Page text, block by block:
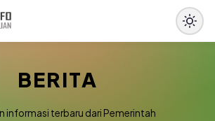
BERITA
informasi terbaru dari Pemerintah